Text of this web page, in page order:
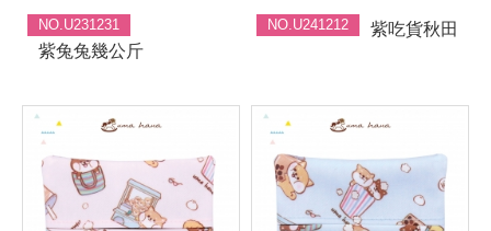
NO.U231231
紫兔兔幾公斤
NO.U241212 紫吃貨秋田